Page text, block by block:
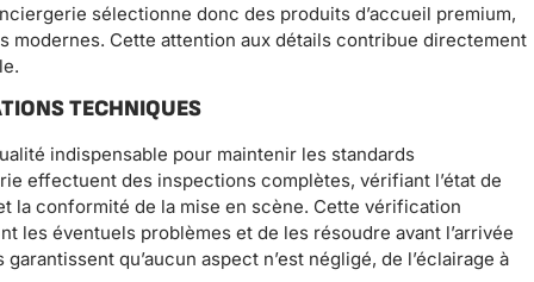
sélectionne donc des produits d’accueil premium,
modernes. Cette attention aux détails contribue directement
TECHNIQUES
indispensable pour maintenir les standards
effectuent des inspections complètes, vérifiant l’état de
la conformité de la mise en scène. Cette vérification
les éventuels problèmes et de les résoudre avant l’arrivée
qu’aucun aspect n’est négligé, de l’éclairage à